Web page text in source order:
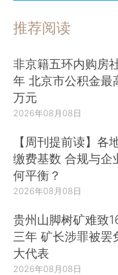
那些反对福利国家
而言，他们谈论更多
税收会在何等程度上
家看得更为深远，他
赖文化，含蓄一点讲
已经超出了标准的
好视为固定和既定的
后面会给予回应。
相对而言，福利国
不是有效率的。市
正，因此需要政府发
应尽其所能，确保市
有序运行。例如，促
推荐阅读
非京籍五环内购房
年 北京市公积金最
万元
2026年08月08日
【周刊提前读】各
缴费基数 合规与企
何平衡？
2026年08月08日
贵州山脚树矿难致
三年 矿长涉罪被罢
大代表
2026年08月08日